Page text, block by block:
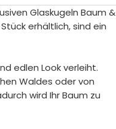
Glaskugeln Baum &
erhältlich, sind ein
edlen Look verleiht.
Waldes oder von
wird Ihr Baum zu